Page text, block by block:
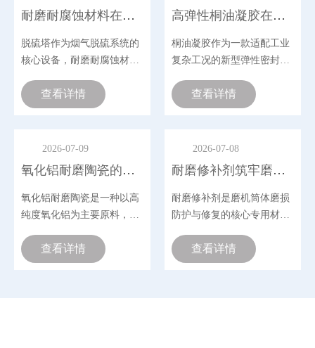
由于添加了纳米粉末材料以
结助剂，使该种高温耐磨涂
有高温稳定性好，高温失去
水不会造成涂料松散以及在
的温度可以重熔的作用，提
该耐磨涂料的长期使用的稳
能。它具有施工方便，维护
，成本低廉的特点而被广泛
积，因而没有较大的宏观缺
体积密度大，其常温下强度
耐火浇筑料无法比拟的。原
要采用离子化合物和部分人
离子键和共价键属强结合
而结合系统由于采用复合...
瓷。因此该95瓷耐磨陶瓷具
好的特点。
关键材料。
耐磨耐腐蚀材料在脱硫塔中的防护性能分析
脱硫塔作为烟气脱硫系统的
核心设备，耐磨耐腐蚀材料
的关键防护屏障，其在脱硫
塔中的核心作用主要体现在
构适配与运维降本等多个方
查看详情
高弹性桐油凝胶在工业烟道系统中的密封防腐研究
桐油凝胶作为一款适配工业
复杂工况的新型弹性密封防
合配方的独特优势，以东臻
高弹性桐油凝胶为代表的专
运行中的各类病害难题。
查看详情
2026-07-09
氧化铝耐磨陶瓷的理化特性及在工业管道中的防护作用
氧化铝耐磨陶瓷是一种以高
纯度氧化铝为主要原料，经
瓷材料，凭借超高硬度、超
强耐磨性、耐腐蚀、耐高温
查看详情
2026-07-08
耐磨修补剂筑牢磨机筒体抗磨损长效防护屏障
耐磨修补剂是磨机筒体磨损
防护与修复的核心专用材
中筒体冲刷、磨损、老化问
题的高效解决方案。中温黑
查看详情